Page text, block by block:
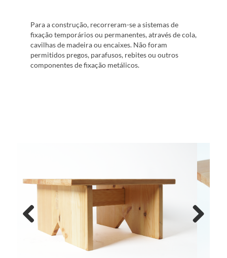
Para a construção, recorreram-se a sistemas de
fixação temporários ou permanentes, através de cola,
cavilhas de madeira ou encaixes. Não foram
permitidos pregos, parafusos, rebites ou outros
componentes de fixação metálicos.
Previous